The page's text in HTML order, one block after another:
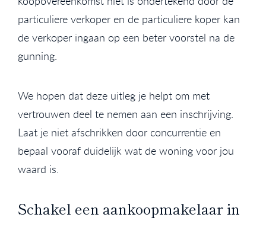
particuliere verkoper en de particuliere koper kan
de verkoper ingaan op een beter voorstel na de
gunning.
We hopen dat deze uitleg je helpt om met
vertrouwen deel te nemen aan een inschrijving.
Laat je niet afschrikken door concurrentie en
bepaal vooraf duidelijk wat de woning voor jou
waard is.
Schakel een aankoopmakelaar in